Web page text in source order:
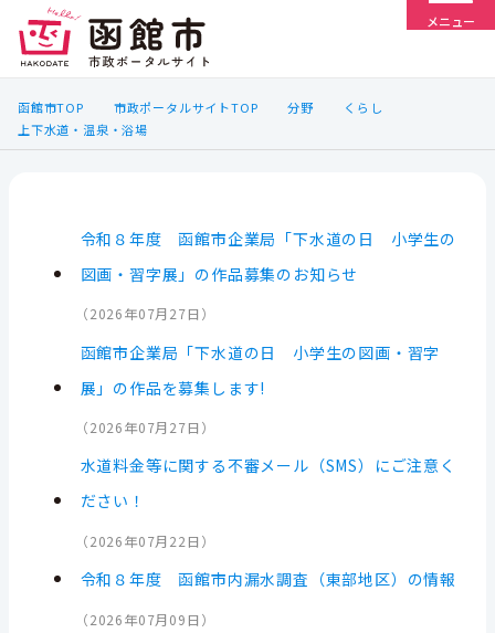
メニュー
函館市TOP 市政ポータルサイトTOP 分野
くらし
上下水道・温泉・浴場
令和８年度 函館市企業局「下水道の日 小学生の
図画・習字展」の作品募集のお知らせ
（2026年07月27日 ）
函館市企業局「下水道の日 小学生の図画・習字
展」の作品を募集します!
（2026年07月27日 ）
水道料金等に関する不審メール（SMS）にご注意く
ださい！
（2026年07月22日 ）
令和８年度 函館市内漏水調査（東部地区）の情報
（2026年07月09日 ）